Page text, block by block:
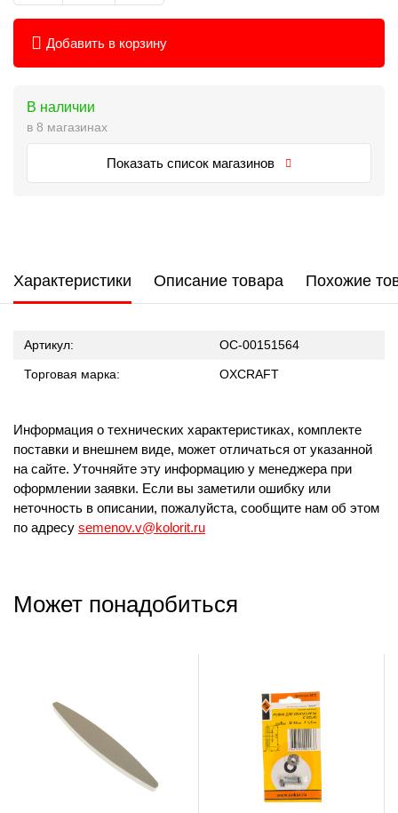
Добавить в корзину
В наличии
в 8 магазинах
Показать список магазинов
Характеристики Описание товара Похожие
Артикул: ОС-00151564
Торговая марка: OXCRAFT
Информация о технических характеристиках, комплекте
поставки и внешнем виде, может отличаться от указанной
на сайте. Уточняйте эту информацию у менеджера при
оформлении заявки. Если вы заметили ошибку или
неточность в описании, пожалуйста, сообщите нам об этом
по адресу semenov.v@kolorit.ru
Может понадобиться